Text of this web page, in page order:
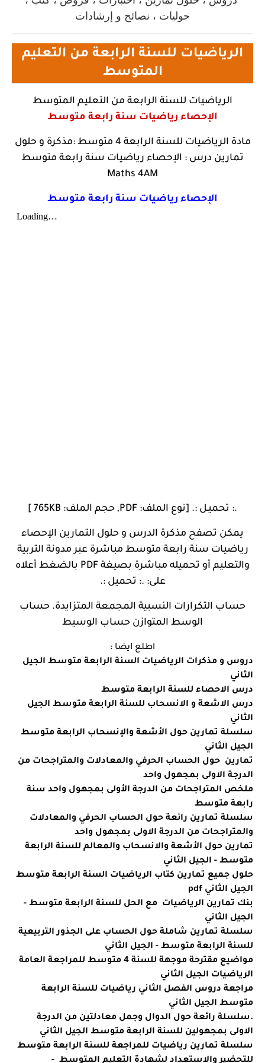
حوليات ، نصائح و إرشادات
الرياضيات للسنة الرابعة من التعليم
المتوسط
الرياضيات للسنة الرابعة من التعليم المتوسط
الإحصاء رياضيات سنة رابعة متوسط
مادة الرياضيات للسنة الرابعة 4 متوسط :مذكرة و حلول
تمارين درس : الإحصاء رياضيات سنة رابعة متوسط
Maths 4AM
الإحصاء رياضيات سنة رابعة متوسط
.: تحميـل :. [نوع الملف: PDF, حجم الملف: 765KB ]
يمكن تصفح مذكرة الدرس و حلول التمارين الإحصاء
رياضيات سنة رابعة متوسط مباشرة عبر مدونة التربية
والتعليم أو تحميله مباشرة بصيغة PDF بالضغط أعلاه
على: .: تحميل :.
حساب التكرارات النسبية المجمعة المتزايدة. حساب
الوسط المتوازن حساب الوسيط
اطلع ايضا :
دروس و مذكرات الرياضيات السنة الرابعة متوسط الجيل
الثاني
درس الاحصاء للسنة الرابعة متوسط
درس الاشعة و الانسحاب للسنة الرابعة متوسط الجيل
الثاني
سلسلة تمارين حول الأشعة والإنسحاب الرابعة متوسط
الجيل الثاني
تمارين حول الحساب الحرفي والمعادلات والمتراجحات من
الدرجة الاولى بمجهول واحد
ملخص المتراجحات من الدرجة الأولى بمجهول واحد سنة
رابعة متوسط
سلسلة تمارين رائعة حول الحساب الحرفي والمعادلات
والمتراجحات من الدرجة الاولى بمجهول واحد
تمارين حول الأشعة والانسحاب والمعالم للسنة الرابعة
متوسط - الجيل الثاني
حلول جميع تمارين كتاب الرياضيات السنة الرابعة متوسط
الجيل الثاني pdf
بنك تمارين الرياضيات مع الحل للسنة الرابعة متوسط -
الجيل الثاني
سلسلة تمارين شاملة حول الحساب على الجذور التربيعية
للسنة الرابعة متوسط - الجيل الثاني
مواضيع مقترحة موجهة للسنة 4 متوسط للمراجعة العامة
الرياضيات الجيل الثاني
مراجعة دروس الفصل الثاني رياضيات للسنة الرابعة
متوسط الجيل الثاني
.سلسلة رائعة حول الدوال وجمل معادلتين من الدرجة
الاولى بمجهولين للسنة الرابعة متوسط الجيل الثاني
سلسلة تمارين رياضيات للمراجعة للسنة الرابعة متوسط
للتحضير والاستعداد لشهادة التعليم المتوسط -